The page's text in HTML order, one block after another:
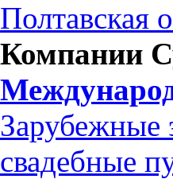
Полтавская
Компании
Зарубежные
свадебные